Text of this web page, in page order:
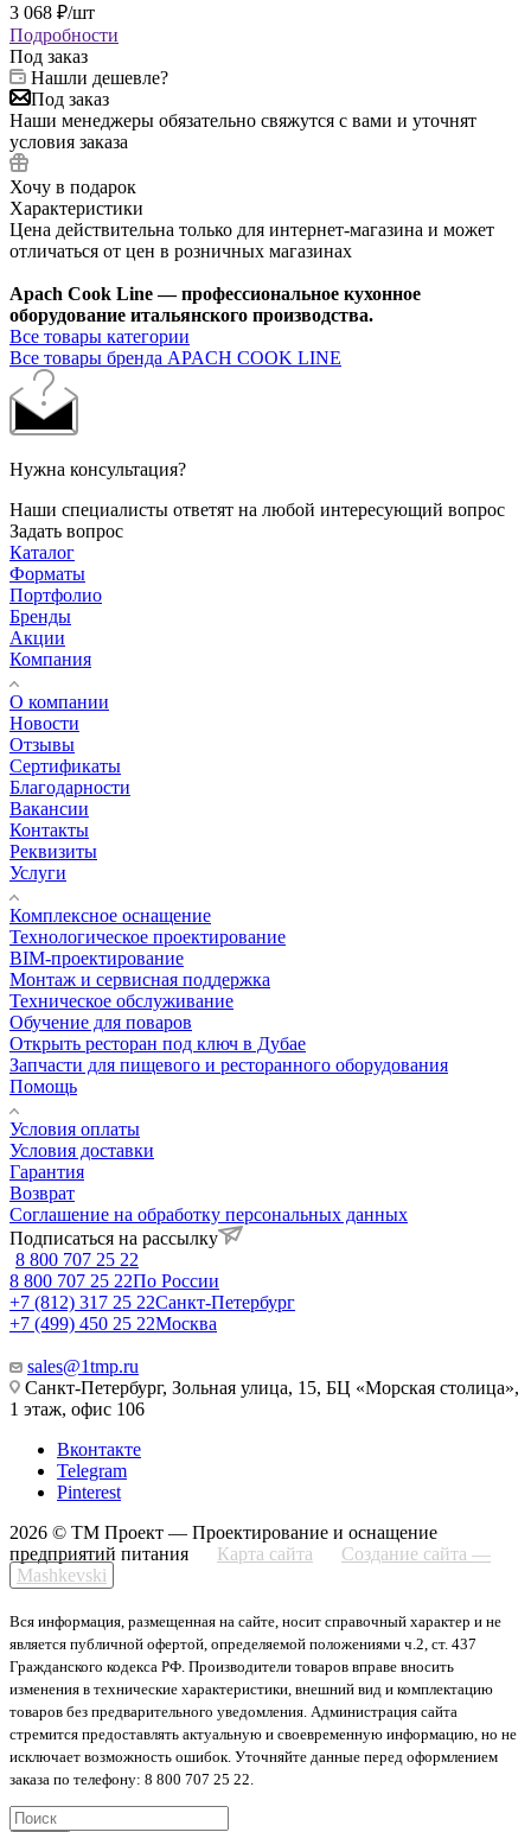
3 068 ₽/шт
Подробности
Под заказ
Нашли дешевле?
Под заказ
Наши менеджеры обязательно свяжутся с вами и уточнят
условия заказа
Хочу в подарок
Характеристики
Цена действительна только для интернет-магазина и может
отличаться от цен в розничных магазинах
Apach Cook Line — профессиональное кухонное
оборудование итальянского производства.
Все товары категории
Все товары бренда APACH COOK LINE
Нужна консультация?
Наши специалисты ответят на любой интересующий вопрос
Задать вопрос
Каталог
Форматы
Портфолио
Бренды
Акции
Компания
О компании
Новости
Отзывы
Сертификаты
Благодарности
Вакансии
Контакты
Реквизиты
Услуги
Комплексное оснащение
Технологическое проектирование
BIM-проектирование
Монтаж и сервисная поддержка
Техническое обслуживание
Обучение для поваров
Открыть ресторан под ключ в Дубае
Запчасти для пищевого и ресторанного оборудования
Помощь
Условия оплаты
Условия доставки
Гарантия
Возврат
Соглашение на обработку персональных данных
Подписаться на рассылку
8 800 707 25 22
8 800 707 25 22По России
+7 (812) 317 25 22Санкт-Петербург
+7 (499) 450 25 22Москва
sales@1tmp.ru
Санкт-Петербург, Зольная улица, 15, БЦ «Морская столица»,
1 этаж, офис 106
Вконтакте
Telegram
Pinterest
2026 © ТМ Проект — Проектирование и оснащение
предприятий питания
Карта сайта
Создание сайта —
Mashkevski
Вся информация, размещенная на сайте, носит справочный характер и не
является публичной офертой, определяемой положениями ч.2, ст. 437
Гражданского кодекса РФ. Производители товаров вправе вносить
изменения в технические характеристики, внешний вид и комплектацию
товаров без предварительного уведомления. Администрация сайта
стремится предоставлять актуальную и своевременную информацию, но не
исключает возможность ошибок. Уточняйте данные перед оформлением
заказа по телефону: 8 800 707 25 22.